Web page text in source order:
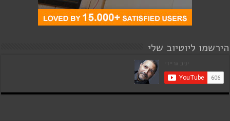
הירשמו ליוטיוב שלי